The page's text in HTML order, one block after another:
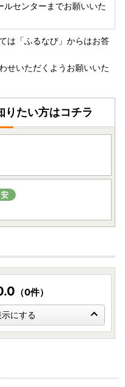
ルセンターまでお願いいた
は「ふるなび」からはお答
せいただくようお願いいた
りたい方はコチラ
（0件）
にする